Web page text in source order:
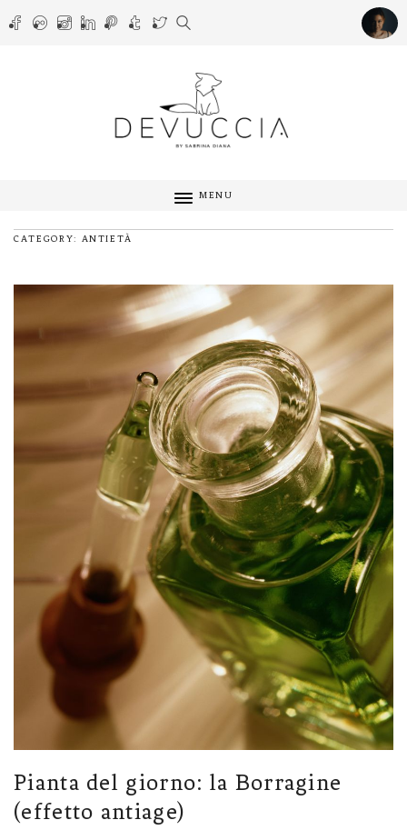
MENU
CATEGORY: ANTIETÀ
Pianta del giorno: la Borragine
(effetto antiage)